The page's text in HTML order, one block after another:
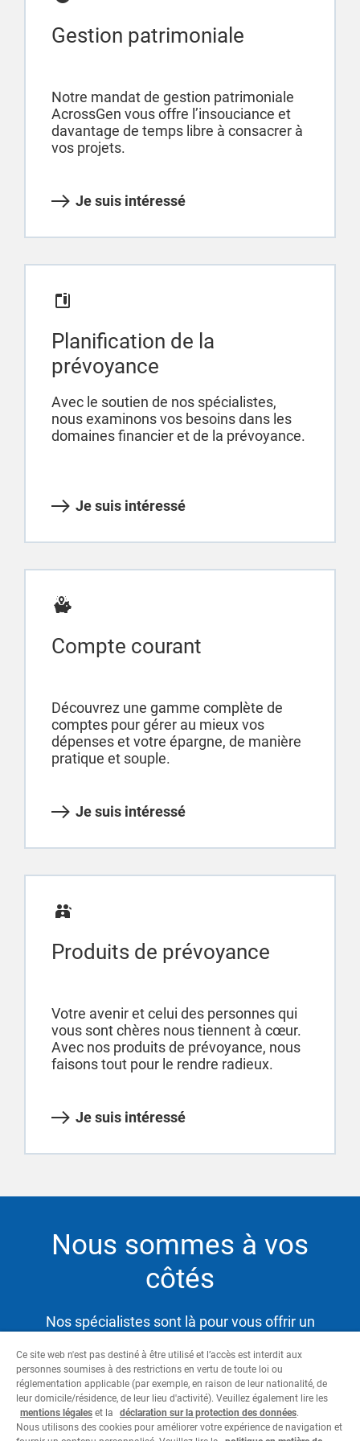
Gestion patrimoniale
Notre mandat de gestion patrimoniale
AcrossGen vous offre l’insouciance et
davantage de temps libre à consacrer à
vos projets.
Je suis intéressé
Planification de la
prévoyance
Avec le soutien de nos spécialistes,
nous examinons vos besoins dans les
domaines financier et de la prévoyance.
Je suis intéressé
Compte courant
Découvrez une gamme complète de
comptes pour gérer au mieux vos
dépenses et votre épargne, de manière
pratique et souple.
Je suis intéressé
Produits de prévoyance
Votre avenir et celui des personnes qui
vous sont chères nous tiennent à cœur.
Avec nos produits de prévoyance, nous
faisons tout pour le rendre radieux.
Je suis intéressé
Nous sommes à vos
côtés
Nos spécialistes sont là pour vous offrir un
besoins tout en vous aidant à atteindre vos
objectifs.
Contactez-nous
Ce site web n'est pas destiné à être utilisé et l’accès est interdit aux
personnes soumises à des restrictions en vertu de toute loi ou
réglementation applicable (par exemple, en raison de leur nationalité, de
leur domicile/résidence, de leur lieu d'activité). Veuillez également lire les
mentions légales et la déclaration sur la protection des données.
Nous utilisons des cookies pour améliorer votre expérience de navigation et